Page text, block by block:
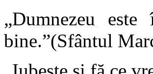
„Dumnezeu
bine.”(Sfântul